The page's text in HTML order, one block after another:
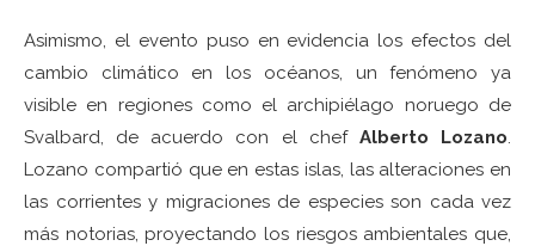
Asimismo, el evento puso en evidencia los efectos del
cambio climático en los océanos, un fenómeno ya
visible en regiones como el archipiélago noruego de
Svalbard, de acuerdo con el chef Alberto Lozano.
Lozano compartió que en estas islas, las alteraciones en
las corrientes y migraciones de especies son cada vez
más notorias, proyectando los riesgos ambientales que,